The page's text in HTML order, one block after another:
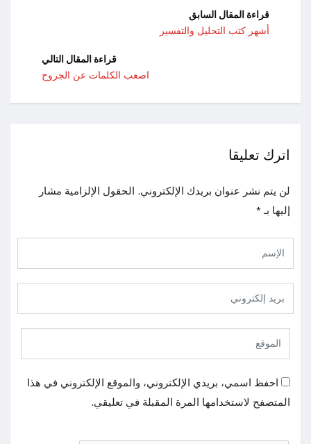
قراءة المقال السابق
أشهر كتب التحليل والتفسير
قراءة المقال التالي
اصعب الكلمات عن الجروح
اترك تعليقا
لن يتم نشر عنوان بريدك الإلكتروني. الحقول الإلزامية مشار
إليها بـ *
احفظ اسمي، بريدي الإلكتروني، والموقع الإلكتروني في هذا
المتصفح لاستخدامها المرة المقبلة في تعليقي.